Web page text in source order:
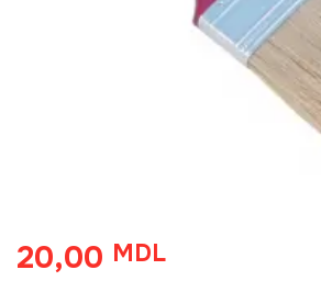
20,00 MDL